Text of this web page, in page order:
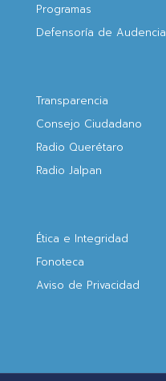
Programas
Defensoría de Audencia
Transparencia
Consejo Ciudadano
Radio Querétaro
Radio Jalpan
Ética e Integridad
Fonoteca
Aviso de Privacidad